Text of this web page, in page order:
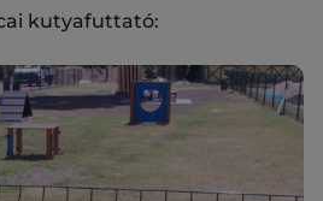
kutyafuttató: